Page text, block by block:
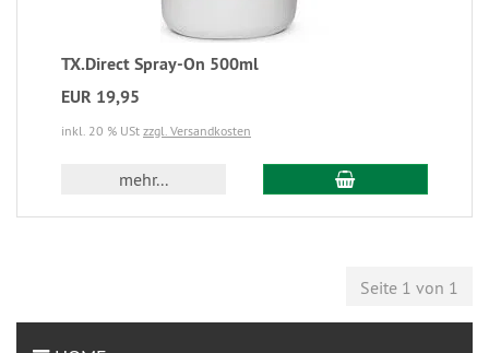
TX.Direct Spray-On 500ml
EUR 19,95
inkl. 20 % USt zzgl. Versandkosten
mehr...
Seite 1 von 1